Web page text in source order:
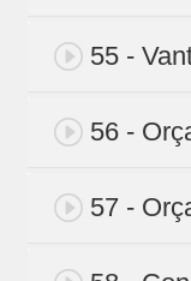
55 -
56 -
57 -